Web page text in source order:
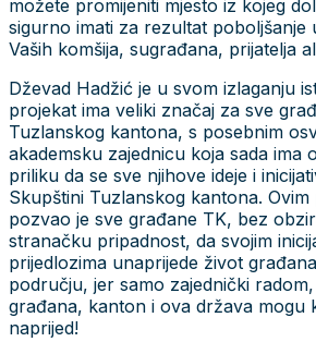
možete promijeniti mjesto iz kojeg
sigurno imati za rezultat poboljšanje
Vaših komšija, sugrađana, prijatelja
Dževad Hadžić je u svom izlaganju
projekat ima veliki značaj za sve
Tuzlanskog kantona, s posebnim
akademsku zajednicu koja sada ima
priliku da se sve njihove ideje i
Skupštini Tuzlanskog kantona. Ovim
pozvao je sve građane TK, bez
stranačku pripadnost, da svojim
prijedlozima unaprijede život
području, jer samo zajednički
građana, kanton i ova država mogu
naprijed!